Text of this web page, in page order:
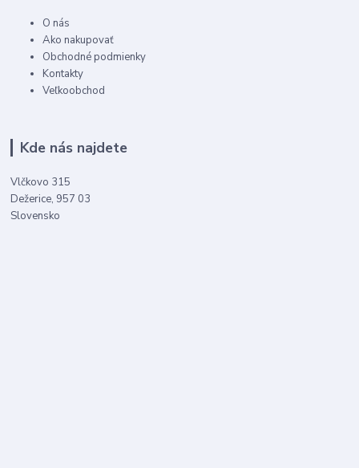
O nás
Ako nakupovať
Obchodné podmienky
Kontakty
Veľkoobchod
Kde nás najdete
Vlčkovo 315
Dežerice, 957 03
Slovensko